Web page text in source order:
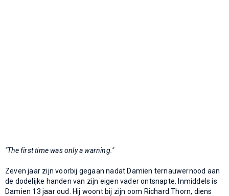
"The first time was only a warning."
Zeven jaar zijn voorbij gegaan nadat Damien ternauwernood aan
de dodelijke handen van zijn eigen vader ontsnapte. Inmiddels is
Damien 13 jaar oud. Hij woont bij zijn oom Richard Thorn, diens